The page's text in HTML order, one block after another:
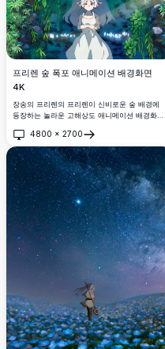
프리렌 숲 폭포 애니메이션 배경화면
4K
장송의 프리렌의 프리렌이 신비로운 숲 배경에
등장하는 놀라운 고해상도 애니메이션 배경화면
서 평화롭게 서 있으며, 무성한 녹색 초목과 마
법 같은 조명으로 둘러싸여 있어 모든 화면에 완
벽한 매혹적이고 고요한 분위기를 연출합니다.
4800 × 2700
열기